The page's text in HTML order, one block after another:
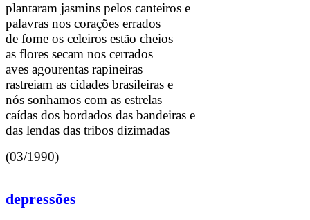
plantaram jasmins pelos canteiros e
palavras nos corações errados
de fome os celeiros estão cheios
as flores secam nos cerrados
aves agourentas rapineiras
rastreiam as cidades brasileiras e
nós sonhamos com as estrelas
caídas dos bordados das bandeiras e
das lendas das tribos dizimadas
(03/1990)
depressões